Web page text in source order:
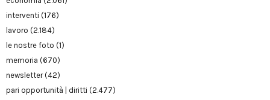
interventi (176)
lavoro (2.184)
le nostre foto (1)
memoria (670)
newsletter(42)
pari opportunità | diritti (2.477)